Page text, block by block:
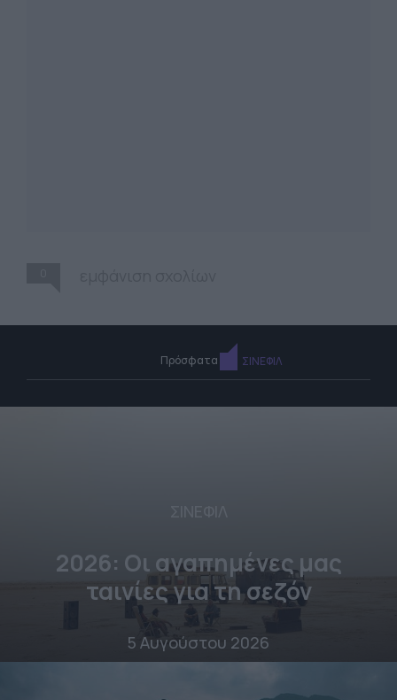
Πρόσφατα ΣΙΝΕΦΙΛ
2026: Οι αγαπημένες μας
ταινίες για τη σεζόν
5 Αυγούστου 2026